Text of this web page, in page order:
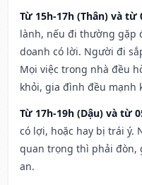
Từ 15h-17h (Thân) và từ
lành, nếu đi thường gặp
doanh có lời. Người đi
Mọi việc trong nhà đều
khỏi, gia đình đều mạnh
Từ 17h-19h (Dậu) và từ
có lợi, hoặc hay bị trái ý.
quan trọng thì phải đòn,
an.